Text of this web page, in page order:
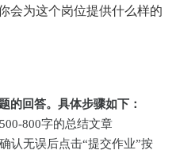
会为这个岗位提供什么样的
回答。具体步骤如下：
800字的总结文章
认无误后点击“提交作业”按